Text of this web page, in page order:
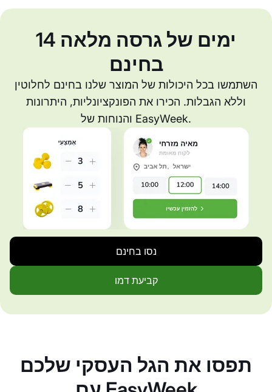
14 ימים של גרסה מלאה
בחינם
השתמשו בכל היכולות של המוצר שלנו בחינם לחלוטין
וללא הגבלות. הכירו את הפונקציונליות, היתרונות
והנוחות של EasyWeek.
נסו בחינם
קביעת דמו
תפסו את הגל העסקי שלכם